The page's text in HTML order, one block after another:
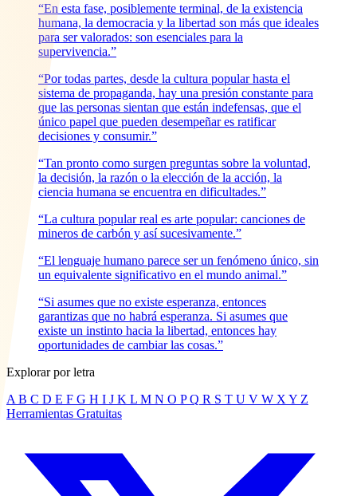
“En esta fase, posiblemente terminal, de la existencia
humana, la democracia y la libertad son más que ideales
para ser valorados: son esenciales para la
supervivencia.”
“Por todas partes, desde la cultura popular hasta el
sistema de propaganda, hay una presión constante para
que las personas sientan que están indefensas, que el
único papel que pueden desempeñar es ratificar
decisiones y consumir.”
“Tan pronto como surgen preguntas sobre la voluntad,
la decisión, la razón o la elección de la acción, la
ciencia humana se encuentra en dificultades.”
“La cultura popular real es arte popular: canciones de
mineros de carbón y así sucesivamente.”
“El lenguaje humano parece ser un fenómeno único, sin
un equivalente significativo en el mundo animal.”
“Si asumes que no existe esperanza, entonces
garantizas que no habrá esperanza. Si asumes que
existe un instinto hacia la libertad, entonces hay
oportunidades de cambiar las cosas.”
Explorar por letra
A B C D E F G H I J K L M N O P Q R S T U V W X Y Z
Herramientas Gratuitas